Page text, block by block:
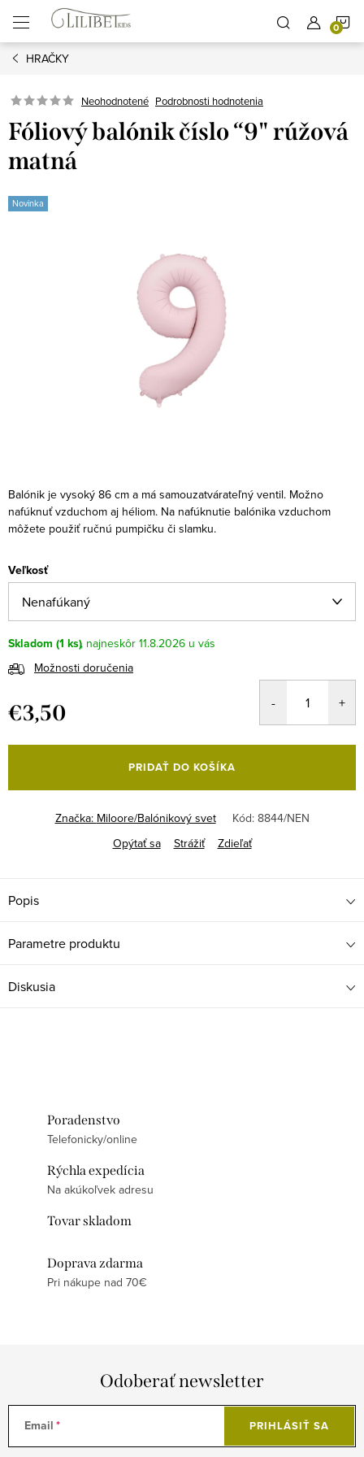
obsah
HRAČKY
Neohodnotené Podrobnosti hodnotenia
Fóliový balónik číslo “9" rúžová
matná
Novinka
Balónik je vysoký 86 cm a má samouzatvárateľný ventil. Možno
nafúknuť vzduchom aj héliom. Na nafúknutie balónika vzduchom
môžete použiť ručnú pumpičku či slamku.
Veľkosť
Skladom (1 ks)
11.8.2026
Možnosti doručenia
€3,50
cena:
PRIDAŤ DO KOŠÍKA
Značka: Miloore/Balónikový svet Kód: 8844/NEN
Opýtať sa
Strážiť Zdieľať
Popis
Parametre produktu
Diskusia
Poradenstvo
Telefonicky/online
Rýchla expedícia
Na akúkoľvek adresu
Tovar skladom
Doprava zdarma
Pri nákupe nad 70€
Odoberať newsletter
Email PRIHLÁSIŤ SA